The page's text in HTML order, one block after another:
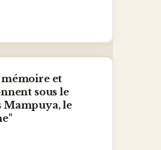
mémoire et
sous le
Mampuya, le